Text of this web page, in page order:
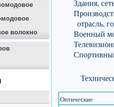
волокно
Здания,
отрасль,
Военный
Оптические